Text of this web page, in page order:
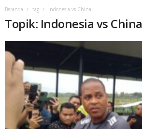
Beranda tag Indonesia vs China
Topik: Indonesia vs China